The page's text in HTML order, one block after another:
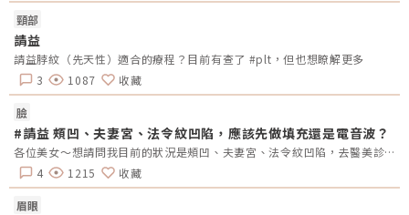
頸部
請益
請益脖紋（先天性）適合的療程？目前有查了 #plt，但也想瞭解更多
3
1087 收藏
臉
#請益 頰凹、夫妻宮、法令紋凹陷，應該先做填充還是電音波？
各位美女～想請問我目前的狀況是頰凹、夫妻宮、法令紋凹陷，去醫美診所諮詢，他是建議我電音波也要做，但療程下來要20萬左右，目前最困擾的是法令紋&gt;頰凹&gt;夫妻宮是先填充完再打電波嗎？還是先打電波再填充呢～～Â
4
1215 收藏
眉眼